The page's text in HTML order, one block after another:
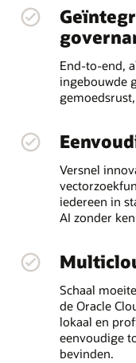
End-to-end,
ingebouwde
Versnel
iedereen in
AI zonder
Schaal
de Oracle
lokaal en
eenvoudige
bevinden.